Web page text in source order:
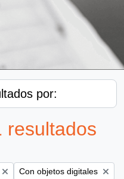
por:
resultados
filter:Remove filter:
Con objetos digitales